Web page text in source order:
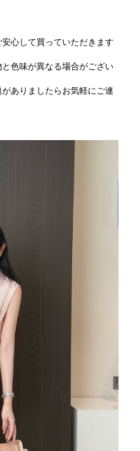
心して買っていただきます
色味が異なる場合がござい
ありましたらお気軽にご連